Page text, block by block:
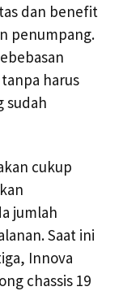
dan benefit
penumpang.
harus
sudah
cukup
jumlah
Saat ini
Innova
chassis 19